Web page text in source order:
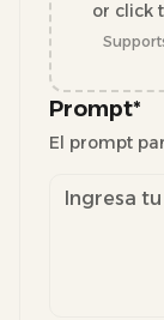
or click
Prompt*
El prompt